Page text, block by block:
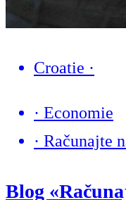
Croatie ·
· Economie
· Računajte
Blog